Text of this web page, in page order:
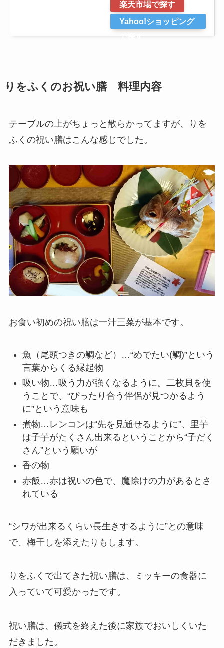
楽天市場で探す
Yahoo!ショッピング
で探す
りをふくのお祝い膳 料理内容
テーブルの上がちょっと散らかってますが、りを
ふくの祝い膳はこんな感じでした。
お食い初めの祝い膳は一汁三菜が基本です。
魚 （尾頭つきの鯛など）…“めでたい(鯛)”という
言葉からくる縁起物
吸い物…吸う力が強くなるように。二枚貝を使
うことで、“ぴったり合う伴侶が見つかるよう
に”という意味も
煮物…レンコンは“先を見通せるように”、里芋
は子芋がたくさん出来るということから“子だく
さん”という願いが
香の物
赤飯 …赤は祝いの色で、魔除けの力があるとさ
れている
“シワが出来るくらい長生きするように”との意味
で、梅干しを添えたりもします。
りをふくで出てきた祝い膳は、ミッキーの食器に
入っていて可愛かったです。
祝い膳は、儀式を終えた後に家族でおいしくいた
だきました。